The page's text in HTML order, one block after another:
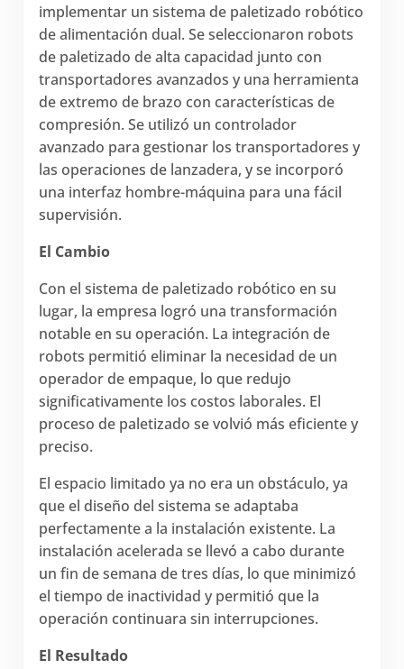
implementar un sistema de paletizado robótico
de alimentación dual. Se seleccionaron robots
de paletizado de alta capacidad junto con
transportadores avanzados y una herramienta
de extremo de brazo con características de
compresión. Se utilizó un controlador
avanzado para gestionar los transportadores y
las operaciones de lanzadera, y se incorporó
una interfaz hombre-máquina para una fácil
supervisión.
El Cambio
Con el sistema de paletizado robótico en su
lugar, la empresa logró una transformación
notable en su operación. La integración de
robots permitió eliminar la necesidad de un
operador de empaque, lo que redujo
significativamente los costos laborales. El
proceso de paletizado se volvió más eficiente y
preciso.
El espacio limitado ya no era un obstáculo, ya
que el diseño del sistema se adaptaba
perfectamente a la instalación existente. La
instalación acelerada se llevó a cabo durante
un fin de semana de tres días, lo que minimizó
el tiempo de inactividad y permitió que la
operación continuara sin interrupciones.
El Resultado